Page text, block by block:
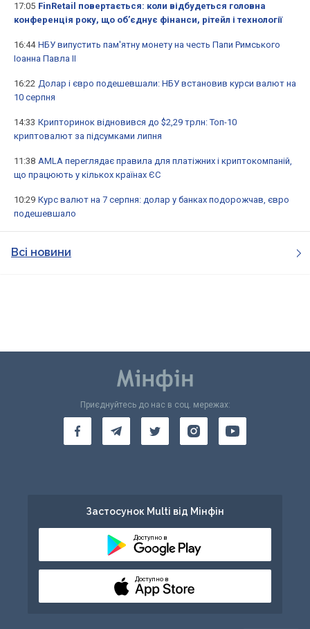
17:05 FinRetail повертається: коли відбудеться головна
конференція року, що об’єднує фінанси, рітейл і технології
16:44 НБУ випустить пам'ятну монету на честь Папи Римського
Іоанна Павла II
16:22 Долар і євро подешевшали: НБУ встановив курси валют на
10 серпня
14:33 Крипторинок відновився до $2,29 трлн: Топ-10
криптовалют за підсумками липня
11:38 AMLA переглядає правила для платіжних і криптокомпаній,
що працюють у кількох країнах ЄС
10:29 Курс валют на 7 серпня: долар у банках подорожчав, євро
подешевшало
Всі новини
Приєднуйтесь до нас в соц. мережах:
Застосунок Multi від Мінфін
Доступно в
Доступно в